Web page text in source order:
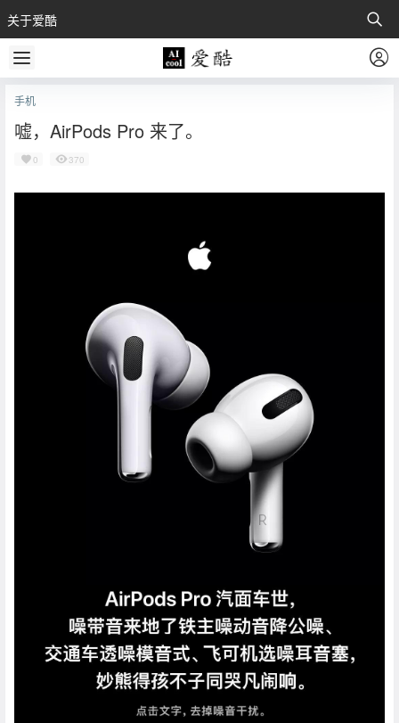
关于爱酷
手机
嘘，AirPods Pro 来了。
0 370